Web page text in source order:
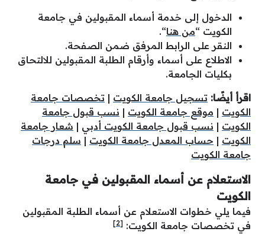
الدخول إلى خدمة أسماء المقبولين في جامعة
الكويت “من هنا“.
النقر على الرابط المرفق ضمن الصفحة.
الاطلاع على أسماء وأرقام الطلبة المقبولين للالتحاق
بكليات الجامعة.
اقرأ أيضًا: تسجيل جامعة الكويت | تخصصات جامعة
الكويت | موقع جامعة الكويت | نسب قبول جامعة
الكويت | نسب قبول جامعة الكويت أدبي | شعار جامعة
الكويت | حساب المعدل جامعة الكويت | سلم درجات
جامعة الكويت
الاستعلام عن أسماء المقبولين في جامعة
الكويت
فيما يلي خطوات الاستعلام عن أسماء الطلبة المقبولين
في تخصصات جامعة الكويت: [2]